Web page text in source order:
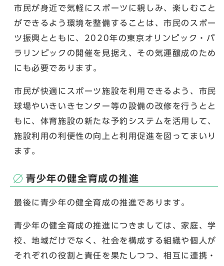
市民が身近で気軽にスポーツに親しみ、楽しむこと
ができるよう環境を整備することは、市民のスポー
ツ振興とともに、2020年の東京オリンピック・パ
ラリンピックの開催を見据え、その気運醸成のため
にも必要であります。
市民が快適にスポーツ施設を利用できるよう、市民
球場やいきいきセンター等の設備の改修を行うとと
もに、体育施設の新たな予約システムを活用して、
施設利用の利便性の向上と利用促進を図ってまいり
ます。
青少年の健全育成の推進
最後に青少年の健全育成の推進であります。
青少年の健全育成の推進につきましては、家庭、学
校、地域だけでなく、社会を構成する組織や個人が
それぞれの役割と責任を果たしつつ、相互に連携・